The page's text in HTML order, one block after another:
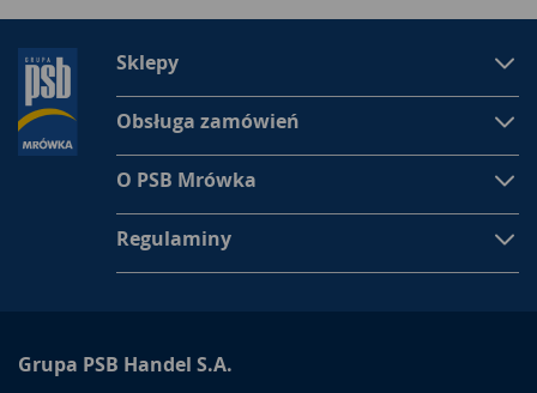
Sklepy
Obsługa zamówień
O PSB Mrówka
Regulaminy
Grupa PSB Handel S.A.